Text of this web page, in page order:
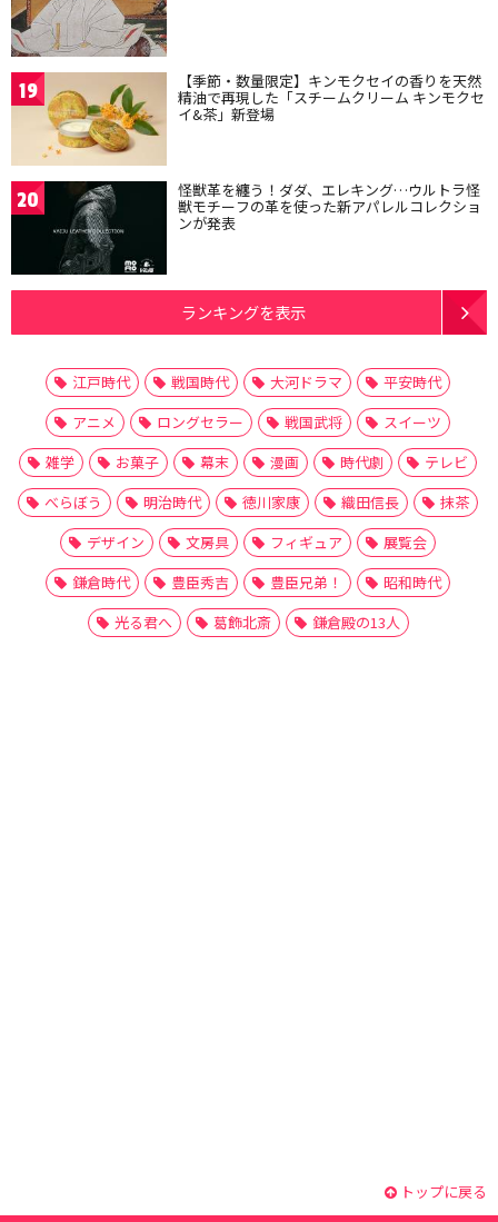
19 【季節・数量限定】キンモクセイの香りを天然
精油で再現した「スチームクリーム キンモクセ
イ&茶」新登場
20 怪獣革を纏う！ダダ、エレキング…ウルトラ怪
獣モチーフの革を使った新アパレルコレクショ
ンが発表
ランキングを表示
江戸時代 戦国時代 大河ドラマ
平安時代
アニメ
ロングセラー 戦国武将
スイーツ
雑学
お菓子 幕末 漫画 時代劇
テレビ
べらぼう
明治時代 徳川家康 織田信長
抹茶
デザイン
文房具 フィギュア
展覧会
鎌倉時代
豊臣秀吉 豊臣兄弟！
昭和時代
光る君へ
葛飾北斎 鎌倉殿の13人
トップに戻る